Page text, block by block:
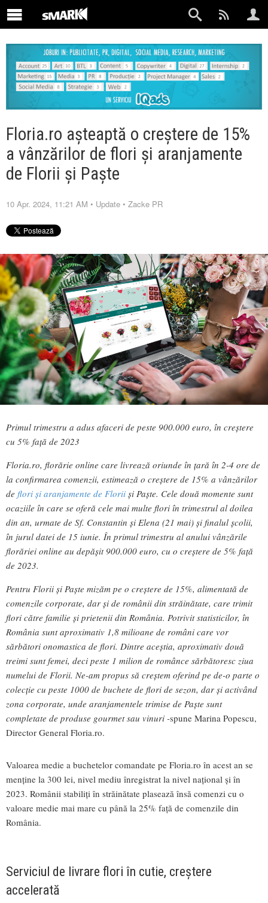
Floria.ro așteaptă o creștere de 15%
a vânzărilor de flori și aranjamente
de Florii și Paște
10 Apr. 2024, 11:21 AM • Update • Zacke PR
Primul trimestru a adus afaceri de peste 900.000 euro, în creștere
cu 5% față de 2023
Floria.ro, florărie online care livrează oriunde în țară în 2-4 ore de
la confirmarea comenzii, estimează o creștere de 15% a vânzărilor
de flori și aranjamente de Florii și Paște. Cele două momente sunt
ocaziile în care se oferă cele mai multe flori în trimestrul al doilea
din an, urmate de Sf. Constantin și Elena (21 mai) și finalul școlii,
în jurul datei de 15 iunie. În primul trimestru al anului vânzările
florăriei online au depășit 900.000 euro, cu o creștere de 5% față
de 2023.
Pentru Florii și Paște mizăm pe o creștere de 15%, alimentată de
comenzile corporate, dar și de românii din străinătate, care trimit
flori către familie și prietenii din România. Potrivit statisticilor, în
România sunt aproximativ 1,8 milioane de români care vor
sărbători onomastica de flori. Dintre aceștia, aproximativ două
treimi sunt femei, deci peste 1 milion de românce sărbătoresc ziua
numelui de Florii. Ne-am propus să creștem oferind pe de-o parte o
colecție cu peste 1000 de buchete de flori de sezon, dar și activând
zona corporate, unde aranjamentele trimise de Paște sunt
completate de produse gourmet sau vinuri -spune Marina Popescu,
Director General Floria.ro.
Valoarea medie a buchetelor comandate pe Floria.ro în acest an se
menține la 300 lei, nivel mediu înregistrat la nivel național și în
2023. Românii stabiliți în străinătate plasează însă comenzi cu o
valoare medie mai mare cu până la 25% față de comenzile din
România.
Serviciul de livrare flori în cutie, creștere
accelerată